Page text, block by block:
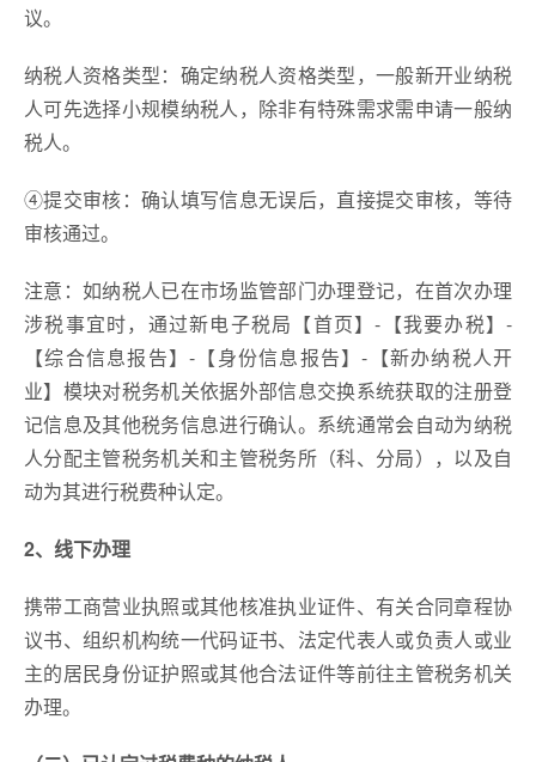
议。
纳税人资格类型：确定纳税人资格类型，一般新开业纳税
人可先选择小规模纳税人，除非有特殊需求需申请一般纳
税人。
④提交审核：确认填写信息无误后，直接提交审核，等待
审核通过。
注意：如纳税人已在市场监管部门办理登记，在首次办理
涉税事宜时，通过新电子税局【首页】-【我要办税】-
【综合信息报告】-【身份信息报告】-【新办纳税人开
业】模块对税务机关依据外部信息交换系统获取的注册登
记信息及其他税务信息进行确认。系统通常会自动为纳税
人分配主管税务机关和主管税务所（科、分局），以及自
动为其进行税费种认定。
2、线下办理
携带工商营业执照或其他核准执业证件、有关合同章程协
议书、组织机构统一代码证书、法定代表人或负责人或业
主的居民身份证护照或其他合法证件等前往主管税务机关
办理。